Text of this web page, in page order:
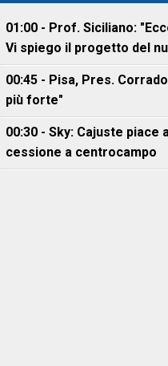
01:00 - Prof. Siciliano:
Vi spiego il progetto del
00:45 - Pisa, Pres.
più forte"
00:30 - Sky: Cajuste piace
cessione a centrocampo